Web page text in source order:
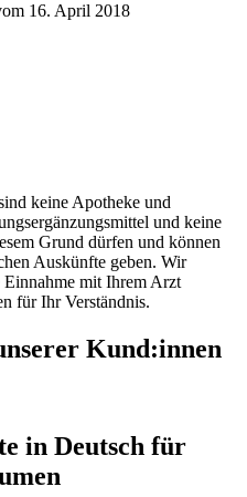
16. April 2018
keine Apotheke und
und keine
Grund dürfen und können
Auskünfte geben. Wir
Einnahme mit Ihrem Arzt
für Ihr Verständnis.
Kund:innen
in Deutsch für